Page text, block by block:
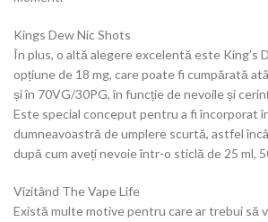
Kings Dew Nic Shots
În plus, o altă alegere excelentă este King’s
opțiune de 18 mg, care poate fi cumpărată
și în 70VG/30PG, în funcție de nevoile și
Este special conceput pentru a fi încorporat
dumneavoastră de umplere scurtă, astfel
după cum aveți nevoie într-o sticlă de 25 ml,
Vizitând The Vape Life
Există multe motive pentru care ar trebui să